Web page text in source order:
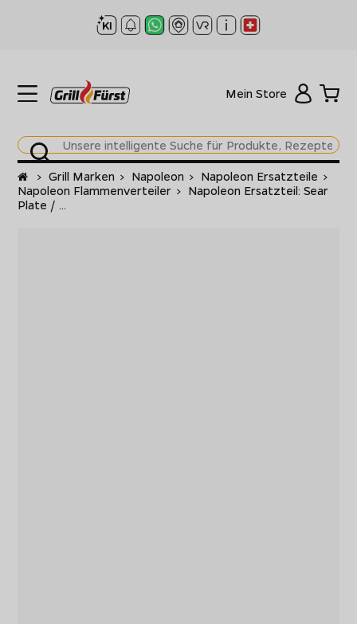
Mein Store
Startseite
> Grill Marken > Napoleon > Napoleon Ersatzteile >
Napoleon Flammenverteiler > Napoleon Ersatzteil: Sear
Plate / ...